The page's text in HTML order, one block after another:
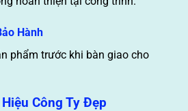
Hành
phẩm trước khi bàn giao cho
Công Ty Đẹp